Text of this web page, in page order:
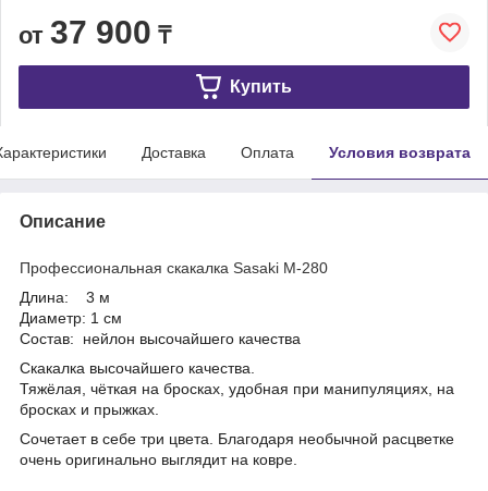
от 37 900 ₸
Купить
Доставка Оплата Условия возврата
Описание
Профессиональная скакалка Sasaki M-280
Длина: 3 м
Диаметр: 1 см
Состав: нейлон высочайшего качества
Скакалка высочайшего качества.
Тяжёлая, чёткая на бросках, удобная при манипуляциях, на
бросках и прыжках.
Сочетает в себе три цвета. Благодаря необычной расцветке
очень оригинально выглядит на ковре.